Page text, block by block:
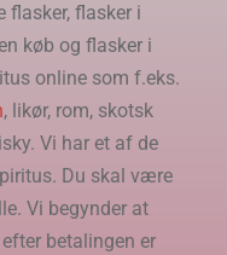
flasker i
køb og flasker i
online som f.eks.
, likør, rom, skotsk
Vi har et af de
Du skal være
Vi begynder at
betalingen er